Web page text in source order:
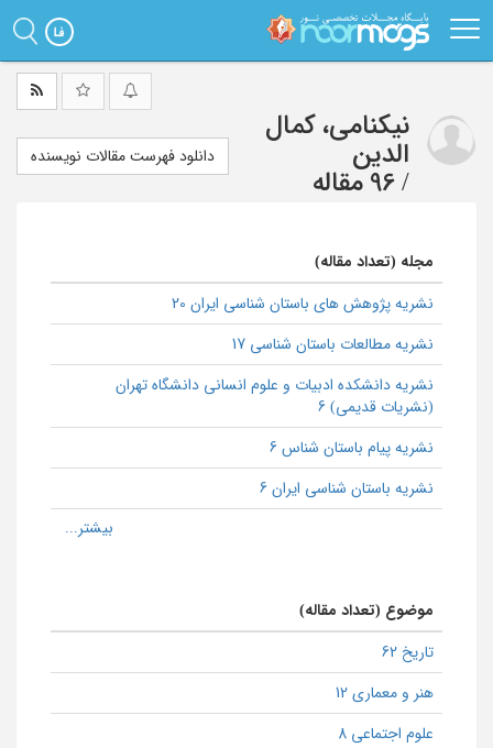
نیکنامی، کمال
الدین
/ 96 مقاله
دانلود فهرست مقالات نویسنده
مجله (تعداد مقاله)
نشریه پژوهش های باستان شناسی ایران 20
نشریه مطالعات باستان شناسی 17
نشریه دانشکده ادبیات و علوم انسانی دانشگاه تهران
(نشریات قدیمی) 6
نشریه پیام باستان شناس 6
نشریه باستان شناسی ایران 6
موضوع (تعداد مقاله)
تاریخ 62
هنر و معماری 12
علوم اجتماعی 8